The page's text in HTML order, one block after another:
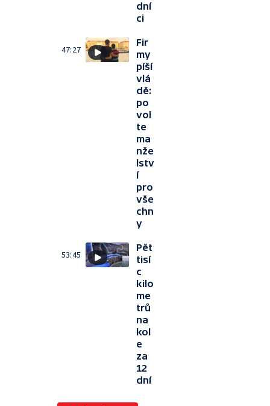
dní
ci
47:27
Fir
my
píší
vlá
dě:
po
vol
te
ma
nže
lstv
í
pro
vše
chn
y
53:45
Pět
tisí
c
kilo
me
trů
na
kol
e
za
12
dní